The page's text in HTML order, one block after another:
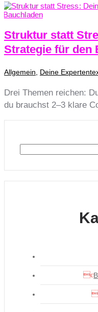
Struktur statt
Strategie für den
Allgemein Deine
Drei Themen reichen:
du brauchst 2–3 klare